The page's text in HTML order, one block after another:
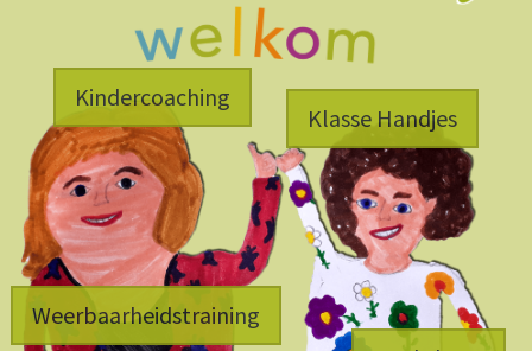
Kindercoaching
Klasse Handjes
Weerbaarheidstraining